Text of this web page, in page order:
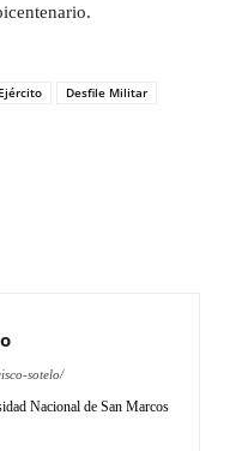
Desfile Militar
sotelo/
Nacional de San Marcos